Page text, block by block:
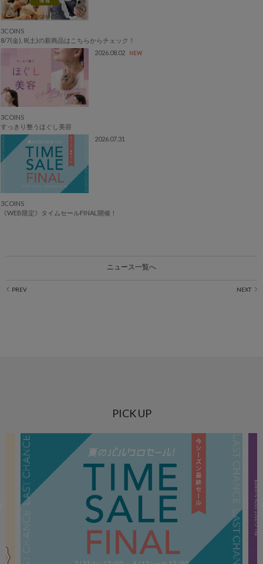
3COINS
8/7(金), 8(土)の新商品はこちらからチェック！
2026.08.02
NEW
3COINS
すっきり整うほぐし美容
2026.07.31
3COINS
《WEB限定》タイムセールFINAL開催！
ニュース一覧へ
PICK UP